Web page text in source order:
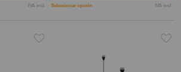
IVA incl. Seleccionar opción IVA incl.